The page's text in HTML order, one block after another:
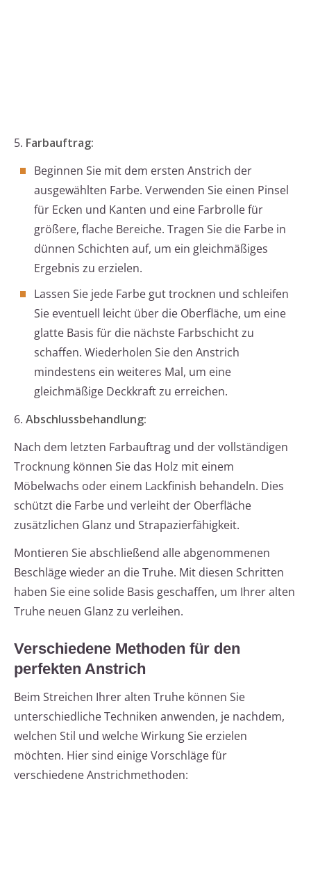
5. Farbauftrag:
Beginnen Sie mit dem ersten Anstrich der
ausgewählten Farbe. Verwenden Sie einen Pinsel
für Ecken und Kanten und eine Farbrolle für
größere, flache Bereiche. Tragen Sie die Farbe in
dünnen Schichten auf, um ein gleichmäßiges
Ergebnis zu erzielen.
Lassen Sie jede Farbe gut trocknen und schleifen
Sie eventuell leicht über die Oberfläche, um eine
glatte Basis für die nächste Farbschicht zu
schaffen. Wiederholen Sie den Anstrich
mindestens ein weiteres Mal, um eine
gleichmäßige Deckkraft zu erreichen.
6. Abschlussbehandlung:
Nach dem letzten Farbauftrag und der vollständigen
Trocknung können Sie das Holz mit einem
Möbelwachs oder einem Lackfinish behandeln. Dies
schützt die Farbe und verleiht der Oberfläche
zusätzlichen Glanz und Strapazierfähigkeit.
Montieren Sie abschließend alle abgenommenen
Beschläge wieder an die Truhe. Mit diesen Schritten
haben Sie eine solide Basis geschaffen, um Ihrer alten
Truhe neuen Glanz zu verleihen.
Verschiedene Methoden für den
perfekten Anstrich
Beim Streichen Ihrer alten Truhe können Sie
unterschiedliche Techniken anwenden, je nachdem,
welchen Stil und welche Wirkung Sie erzielen
möchten. Hier sind einige Vorschläge für
verschiedene Anstrichmethoden: